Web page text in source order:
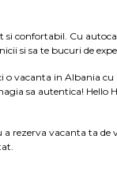
confortabil. Cu
si sa te bucuri de
vacanta in Albania
sa autentica! Hello
rezerva vacanta ta